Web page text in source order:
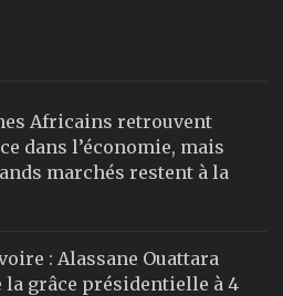
Africains retrouvent
dans l’économie, mais
marchés restent à la
: Alassane Ouattara
la grâce présidentielle à 4